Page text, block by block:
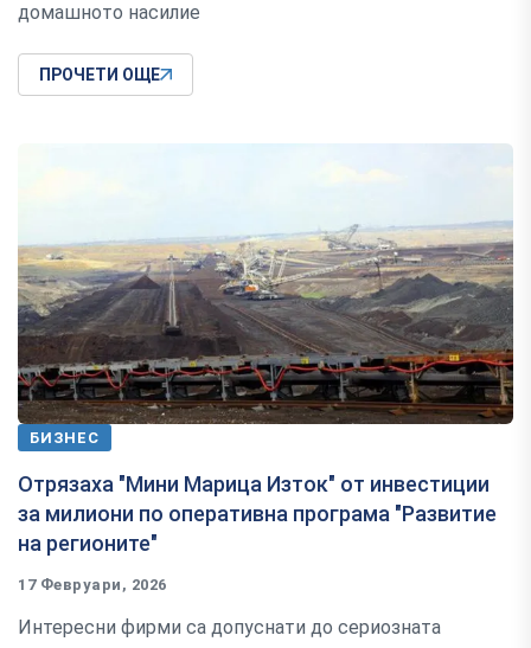
домашното насилие
ПРОЧЕТИ ОЩЕ
БИЗНЕС
Отрязаха "Мини Марица Изток" от инвестиции
за милиони по оперативна програма "Развитие
на регионите"
17 Февруари, 2026
Интересни фирми са допуснати до сериозната